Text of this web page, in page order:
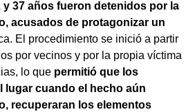
y 37 años fueron detenidos por la
acusados de protagonizar un
El procedimiento se inició a partir
por vecinos y por la propia víctima
lo que permitió que los
lugar cuando el hecho aún
recuperaran los elementos